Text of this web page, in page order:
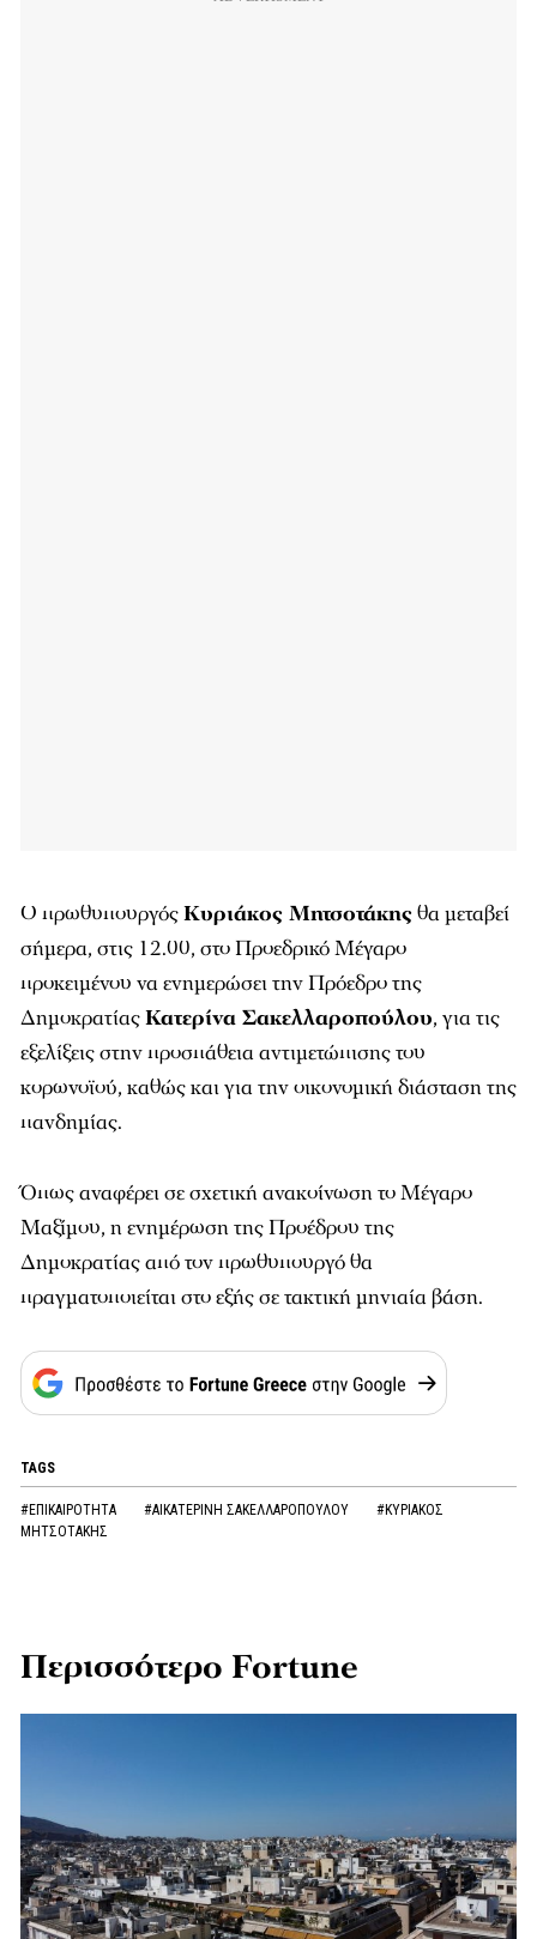
O πρωθυπουργόςΚυριάκος Μητσοτάκηςθα μεταβεί
σήμερα, στις 12.00, στο Προεδρικό Μέγαρο
προκειμένου να ενημερώσει την Πρόεδρο της
ΔημοκρατίαςΚατερίνα Σακελλαροπούλου, για τις
εξελίξεις στην προσπάθεια αντιμετώπισης του
κορωνοϊού, καθώς και για την οικονομική διάσταση της
πανδημίας.
Όπως αναφέρει σε σχετική ανακοίνωση το Μέγαρο
Μαξίμου, η ενημέρωση της Προέδρου της
Δημοκρατίας από τον πρωθυπουργό θα
πραγματοποιείται στο εξής σε τακτική μηνιαία βάση.
TAGS
#ΕΠΙΚΑΙΡΟΤΗΤΑ #ΑΙΚΑΤΕΡΙΝΗ ΣΑΚΕΛΛΑΡΟΠΟΥΛΟΥ
#ΚΥΡΙΑΚΟΣ
ΜΗΤΣΟΤΑΚΗΣ
Περισσότερο Fortune